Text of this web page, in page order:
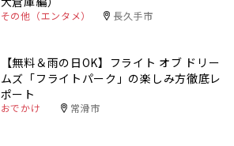
その他（エンタメ） 長久手市
【無料＆雨の日OK】フライト オブ ドリー
ムズ「フライトパーク」の楽しみ方徹底レ
ポート
おでかけ 常滑市